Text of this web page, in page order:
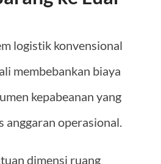
logistik konvensional
membebankan biaya
kepabeanan yang
anggaran operasional.
dimensi ruang